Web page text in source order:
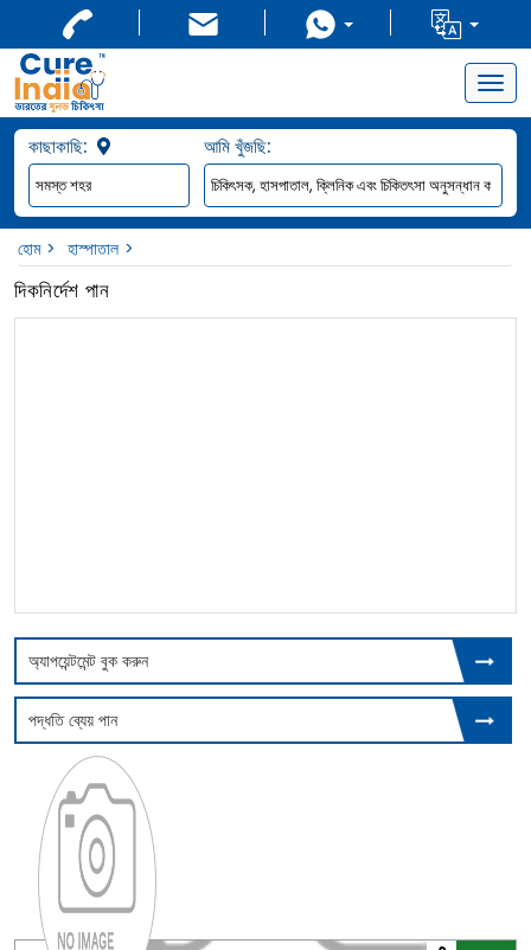
কাছাকাছি: আমি খুঁজছি:
হোম হাস্পাতাল
দিকনির্দেশ পান
অ্যাপয়েন্টমেন্ট বুক করুন
পদ্ধতি ব্যেয় পান